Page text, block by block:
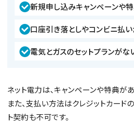
新規申し込みキャンペーンや
口座引き落としやコンビニ払
電気とガスのセットプランがな
ネット電力は、キャンペーンや特典があ
また、支払い方法はクレジットカード
ト契約も不可です。